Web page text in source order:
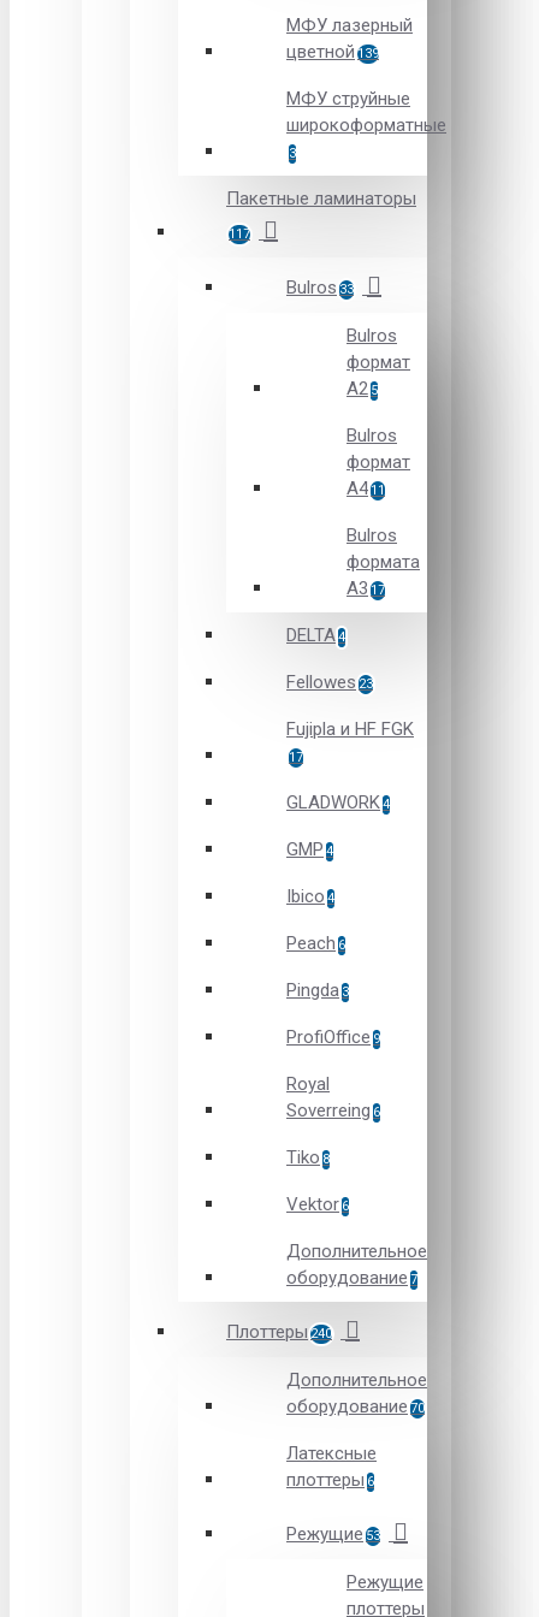
МФУ лазерный
цветной 139
МФУ струйные
широкоформатные
3
Пакетные ламинаторы
117
Bulros 33
Bulros
формат
A2 5
Bulros
формат
A411
Bulros
формата
А3 17
DELTA4
Fellowes 23
Fujipla и HF FGK
17
GLADWORK4
GMP 4
Ibico 4
Peach 6
Pingda 3
ProfiOffice 9
Royal
Soverreing 6
Tiko 8
Vektor 6
Дополнительное
оборудование 7
Плоттеры 240
Дополнительное
оборудование 70
Латексные
плоттеры 6
Режущие 53
Режущие
плоттеры